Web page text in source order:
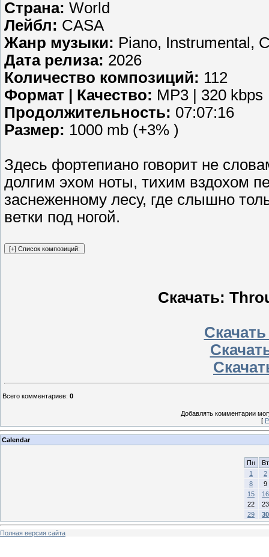
Страна: World
Лейбл: CASA
Жанр музыки: Piano, Instrumental,
Дата релиза: 2026
Количество композиций: 112
Формат | Качество: MP3 | 320 kbps
Продолжительность: 07:07:16
Размер: 1000 mb (+3% )
Здесь фортепиано говорит не
долгим эхом ноты, тихим вздохом
заснеженному лесу, где слышно
ветки под ногой.
Скачать:
Всего комментариев: 0
Добавлять комментарии
[
Calendar
Пн
Вт
1
2
8
9
15
16
22
23
29
30
Полная версия сайта